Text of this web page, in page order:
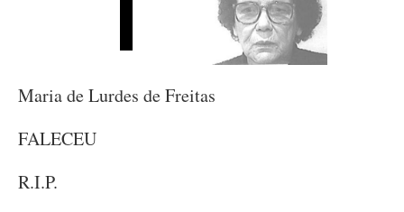
Maria de Lurdes de Freitas
FALECEU
R.I.P.